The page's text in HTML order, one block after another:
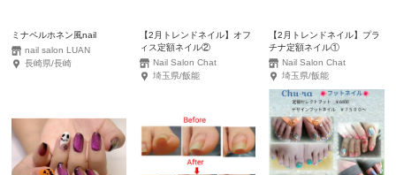
ミナペルホネン風nail
nail salon LUAN
長崎県/長崎
【2月トレンドネイル】オフ
ィス定額ネイル②
Nail Salon Chat
埼玉県/飯能
【2月トレンドネイル】プラ
チナ定額ネイル①
Nail Salon Chat
埼玉県/飯能